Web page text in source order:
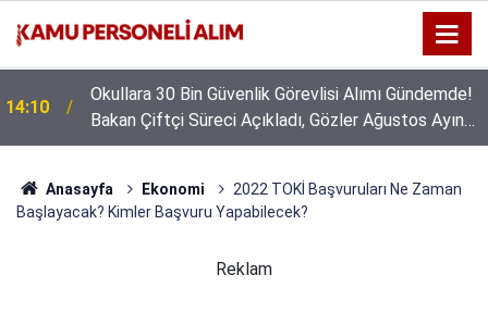
14:10
Okullara 30 Bin Güvenlik Görevlisi Alımı Gündemde!
Bakan Çiftçi Süreci Açıkladı, Gözler Ağustos Ayına
Çevrildi
Anasayfa Ekonomi
2022 TOKİ Başvuruları Ne Zaman
Başlayacak? Kimler Başvuru Yapabilecek?
Reklam